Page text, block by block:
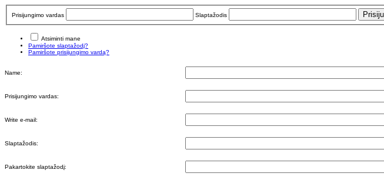
Prisijungimo vardas Slaptažodis
Atsiminti mane
Pamiršote slaptažodį?
Pamiršote prisijungimo vardą?
Name:
Prisijungimo vardas:
Write e-mail:
Slaptažodis:
Pakartokite slaptažodį: